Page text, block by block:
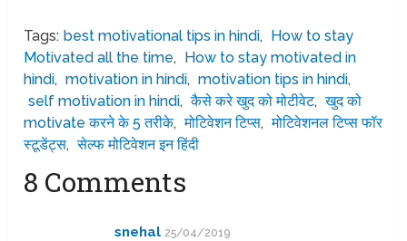
Tags: best motivational tips in hindi, How to stay
Motivated all the time, How to stay motivated in
hindi, motivation in hindi, motivation tips in hindi,
self motivation in hindi, कैसे करे खुद को मोटीवेट, खुद को
motivate करने के 5 तरीके, मोटिवेशन टिप्स, मोटिवेशनल टिप्स फॉर
स्टूडेंट्स, सेल्फ मोटिवेशन इन हिंदी
8 Comments
snehal 25/04/2019